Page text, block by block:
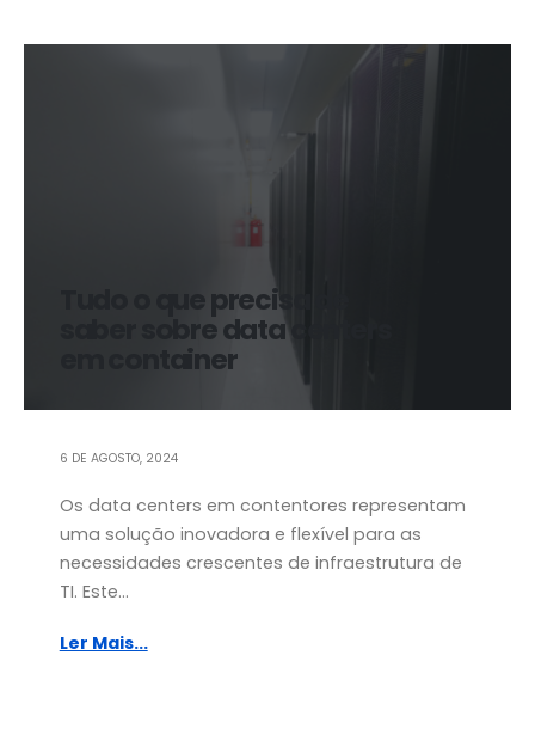
Tudo o que precisa de
saber sobre data centers
em container
6 DE AGOSTO, 2024
Os data centers em contentores representam
uma solução inovadora e flexível para as
necessidades crescentes de infraestrutura de
TI. Este...
Ler Mais...